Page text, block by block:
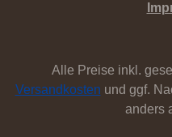
Alle Preise inkl.
Versandkosten und ggf.
anders